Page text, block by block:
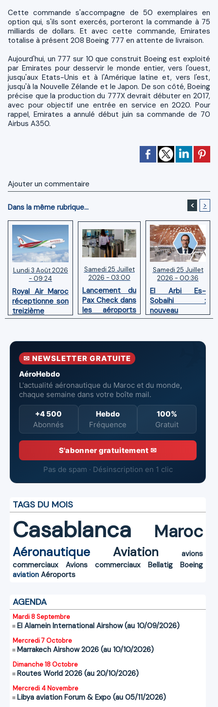
Cette commande s'accompagne de 50 exemplaires en
option qui, s'ils sont exercés, porteront la commande à 75
milliards de dollars. Et avec cette commande, Emirates
totalise à présent 208 Boeing 777 en attente de livraison.
Aujourd'hui, un 777 sur 10 que construit Boeing est exploité
par Emirates pour desservir le monde entier, vers l'ouest,
jusqu'aux Etats-Unis et à l'Amérique latine et, vers l'est,
jusqu'à la Nouvelle Zélande et le Japon. De son côté, Boeing
précise que la production du 777X devrait débuter en 2017,
avec pour objectif une entrée en service en 2020. Pour
rappel, Emirates a annulé début juin sa commande de 70
Airbus A350.
Ajouter un commentaire
Dans la même rubrique... < >
Lundi 3 Août 2026
- 09:24
Royal Air Maroc
réceptionne son
treizième
Boeing 787
Samedi 25 Juillet
2026 - 03:00
Lancement du
Pax Check dans
les aéroports
du Maroc
Samedi 25 Juillet
2026 - 00:36
El Arbi Es-
Sobaihi :
nouveau
directeur à la
l’Aéroport
Mohammed V
✉ NEWSLETTER GRATUITE
AéroHebdo
L'actualité aéronautique du Maroc et du monde,
chaque semaine dans votre boîte mail.
+4 500
Abonnés
Hebdo
Fréquence
100%
Gratuit
S'abonner gratuitement ✉
Pas de spam · Désinscription en 1 clic
TAGS DU MOIS
Casablanca Maroc
Aéronautique Aviation
avions
commerciaux
Avions commerciaux Bellatig
Boeing
aviation Aéroports
AGENDA
Mardi 8 Septembre
El Alamein International Airshow (au 10/09/2026)
Mercredi 7 Octobre
Marrakech Airshow 2026 (au 10/10/2026)
Dimanche 18 Octobre
Routes World 2026 (au 20/10/2026)
Mercredi 4 Novembre
Libya aviation Forum & Expo (au 05/11/2026)